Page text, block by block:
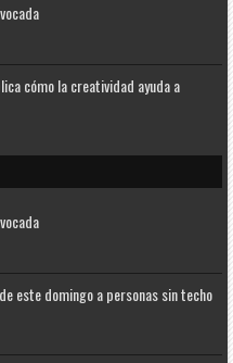
cómo la creatividad ayuda a
este domingo a personas sin techo